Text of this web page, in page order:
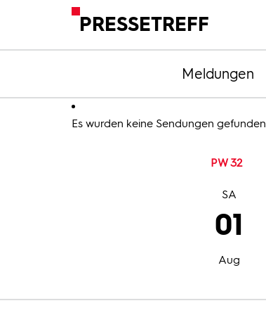
PRESSETREFF
Meldungen
Es wurden keine Sendungen gefunden
PW 32
01
Aug
SA